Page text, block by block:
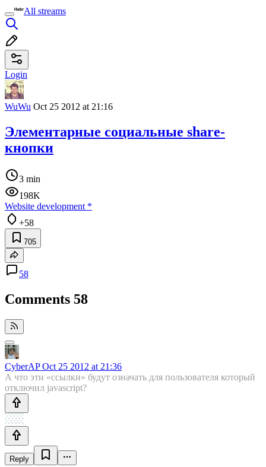
All streams
Login
WuWu Oct 25 2012 at 21:16
Элементарные социальные share-
кнопки
3 min
198K
Website development *
+58
705
58
Comments 58
CyberAPOct 25 2012 at 21:36
А что эти «ссылки» будут означать для пользователя который
отключил javascript?
Reply